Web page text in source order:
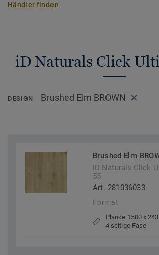
Händler finden
iD Naturals Click
DESIGN Brushed Elm BROWN
Brushed Elm
ID Naturals Click
55
Art. 281036033
Format
Planke 1500 x
4 seitige Fase